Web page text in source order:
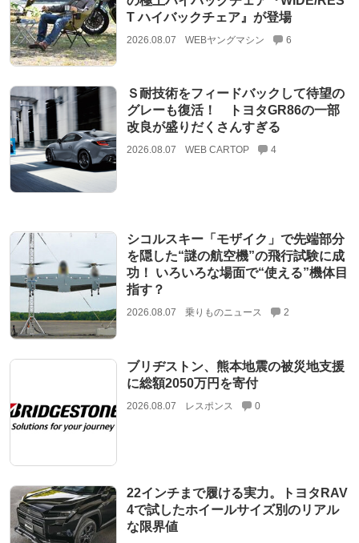
T ハイバックチェア』が登場
2026.08.07 WEBヤングマシン 6
Ｓ耐技術をフィードバックして待望の
グレーも復活！ トヨタGR86の一部
改良が盛りだくさんすぎる
2026.08.07 WEB CARTOP 4
シコルスキー「モザイク」で先端部分
を隠した“謎の航空機”の飛行試験に成
功！ いろいろな場面で“使える”機体目
指す？
2026.08.07 乗りものニュース 2
ブリヂストン、熊本地震の被災地支援
に総額2050万円を寄付
2026.08.07 レスポンス 0
22インチまで履ける実力。トヨタRAV
4で試したホイールサイズ別のリアル
な限界値